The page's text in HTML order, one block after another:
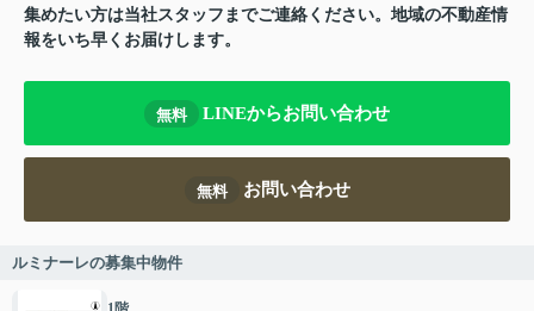
集めたい方は当社スタッフまでご連絡ください。地域の不動産情
報をいち早くお届けします。
無料 LINEからお問い合わせ
無料 お問い合わせ
ルミナーレの募集中物件